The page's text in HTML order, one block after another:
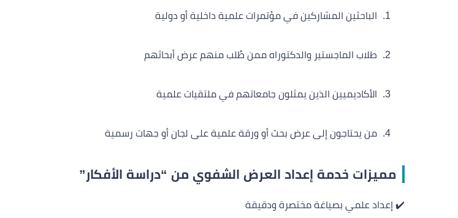
الباحثين المشاركين في مؤتمرات علمية داخلية أو دولية
طلاب الماجستير والدكتوراه ممن طُلب منهم عرض أبحاثهم
الأكاديميين الذين يمثلون جامعاتهم في ملتقيات علمية
من يحتاجون إلى عرض بحث أو ورقة علمية على لجان أو جهات رسمية
مميزات خدمة إعداد العرض الشفوي من “دراسة الأفكار”
✔️ إعداد علمي بصياغة مختصرة ودقيقة